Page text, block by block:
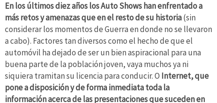
En los últimos diez años los Auto Shows han enfrentado a
más retos y amenazas que en el resto de su historia(sin
considerar los momentos de Guerra en donde no se llevaron
a cabo). Factores tan diversos como el hecho de que el
automóvil ha dejado de ser un bien aspiracional para una
buena parte de la población joven, vaya muchos ya ni
siquiera tramitan su licencia para conducir. O Internet, que
pone a disposición y de forma inmediata toda la
información acerca de las presentaciones que suceden en